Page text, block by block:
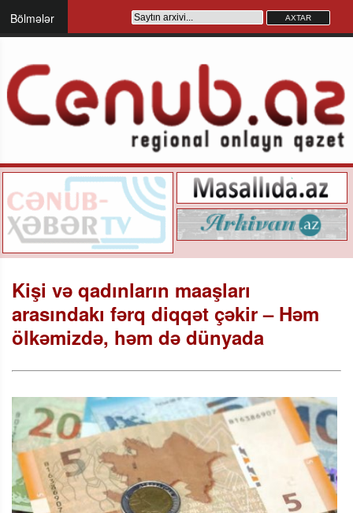
Bölmələr
Kişi və qadınların maaşları
arasındakı fərq diqqət çəkir –​ Həm
ölkəmizdə, həm də dünyada